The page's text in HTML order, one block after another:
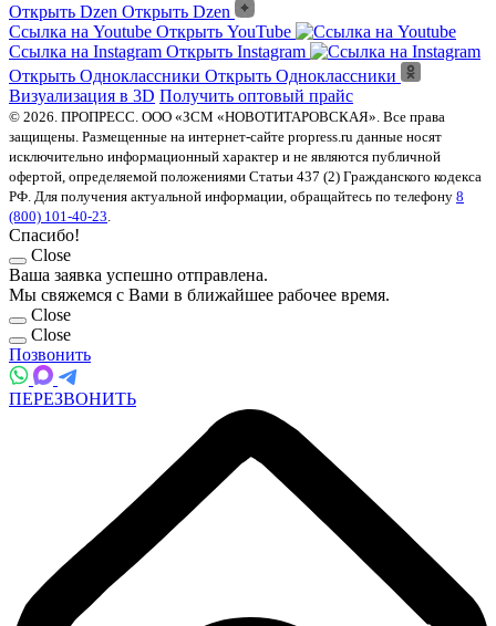
Открыть Dzen Открыть Dzen
Ссылка на Youtube Открыть YouTube
Ссылка на Instagram Открыть Instagram
Открыть Одноклассники Открыть Одноклассники
Визуализация в 3D Получить оптовый прайс
© 2026. ПРОПРЕСС. ООО «ЗСМ «НОВОТИТАРОВСКАЯ». Все права
защищены. Размещенные на интернет-сайте propress.ru данные носят
исключительно информационный характер и не являются публичной
офертой, определяемой положениями Статьи 437 (2) Гражданского кодекса
РФ. Для получения актуальной информации, обращайтесь по телефону 8
(800) 101-40-23
Спасибо!
Close
Ваша заявка успешно отправлена.
Мы свяжемся с Вами в ближайшее рабочее время.
Close
Close
Позвонить
ПЕРЕЗВОНИТЬ